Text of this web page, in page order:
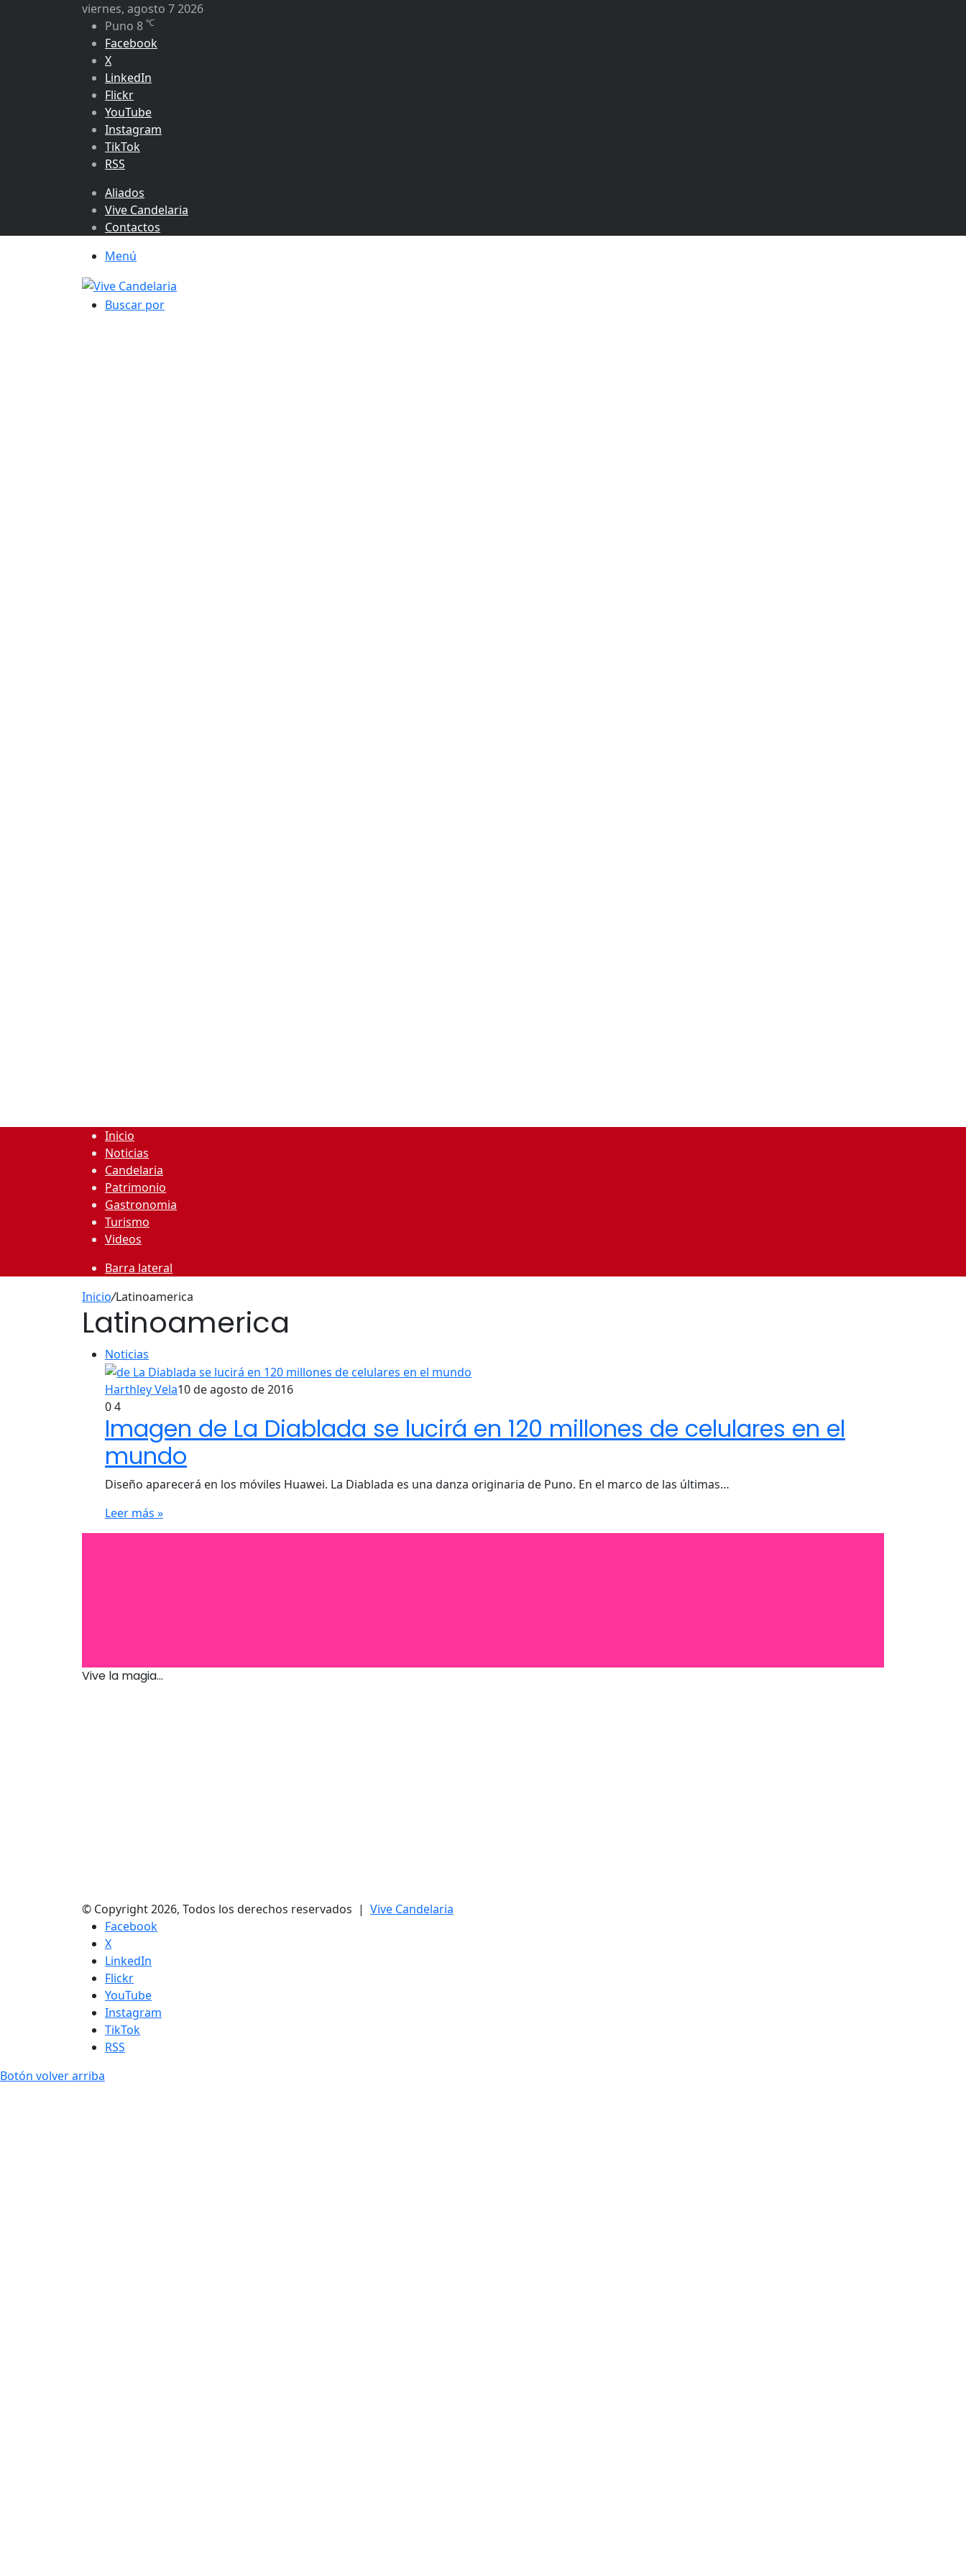
viernes, agosto 7 2026
Puno 8 ℃
Facebook
X
LinkedIn
Flickr
YouTube
Instagram
TikTok
RSS
Aliados
Vive Candelaria
Contactos
Menú
Buscar por
Inicio
Noticias
Candelaria
Patrimonio
Gastronomia
Turismo
Videos
Barra lateral
Inicio/Latinoamerica
Latinoamerica
Noticias
Harthley Vela10 de agosto de 2016
04
Imagen de La Diablada se lucirá en 120 millones de celulares en el
mundo
Diseño aparecerá en los móviles Huawei. La Diablada es una danza originaria de Puno. En el marco de las últimas…
Leer más »
Vive la magia...
© Copyright 2026, Todos los derechos reservados | Vive Candelaria
Facebook
X
LinkedIn
Flickr
YouTube
Instagram
TikTok
RSS
Botón volver arriba